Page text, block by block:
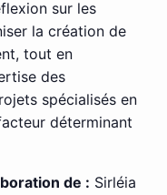
sur les
la création de
tout en
des
spécialisés en
déterminant
de : Sirléia